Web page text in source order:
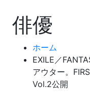
俳優
ホーム
EXILE／
アウター。
Vol.2公開